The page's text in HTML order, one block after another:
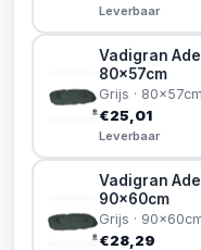
Leverbaar
Vadigran
80x57cm
Grijs · 80x57cm
€25,01
Leverbaar
Vadigran
90x60cm
Grijs ·
€28,29